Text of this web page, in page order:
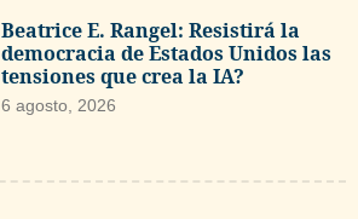
Beatrice E. Rangel: Resistirá la
democracia de Estados Unidos las
tensiones que crea la IA?
6 agosto, 2026